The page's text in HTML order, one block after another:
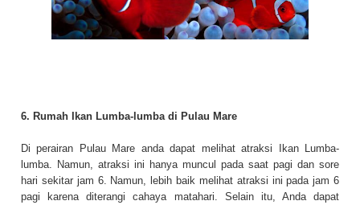
6. Rumah Ikan Lumba-lumba di Pulau Mare
Di perairan Pulau Mare anda dapat melihat atraksi Ikan Lumba-
lumba. Namun, atraksi ini hanya muncul pada saat pagi dan sore
hari sekitar jam 6. Namun, lebih baik melihat atraksi ini pada jam 6
pagi karena diterangi cahaya matahari. Selain itu, Anda dapat